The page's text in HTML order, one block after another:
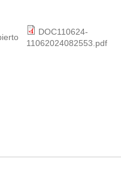
DOC110624-
11062024082553.pdf